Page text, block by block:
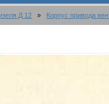
Д 12 » Корпус привода